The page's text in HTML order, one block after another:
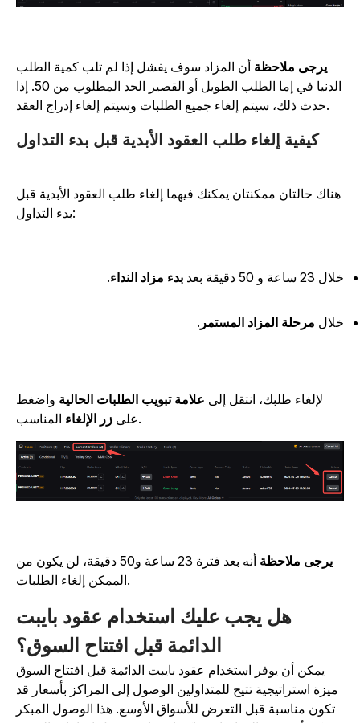
يرجى ملاحظةأن المزاد سوف يفشل إذا لم تلب كمية الطلب
الدنيا في إما الطلب الطويل أو القصير الحد المطلوب من 50. إذا
كيفية إلغاء طلب العقود الأبدية قبل بدء التداول
هناك حالتان ممكنتان يمكنك فيهما إلغاء طلب العقود الأبدية قبل
ساعة و 50 دقيقة بعد بدء مزاد النداء.
مرحلة المزاد المستمر.
لإلغاء طلبك، انتقل إلىعلامة تبويب الطلبات الحاليةواضغط
علىزر الإلغاء
يرجى ملاحظة
أنه بعد فترة 23 ساعة و50 دقيقة، لن يكون من
هل يجب عليك استخدام عقود بايبت
الدائمة قبل افتتاح السوق؟
يمكن أن يوفر استخدام عقود بايبت الدائمة قبل افتتاح السوق
ميزة استراتيجية تتيح للمتداولين الوصول إلى المراكز بأسعار قد
تكون مناسبة قبل التعرض للأسواق الأوسع. هذا الوصول المبكر